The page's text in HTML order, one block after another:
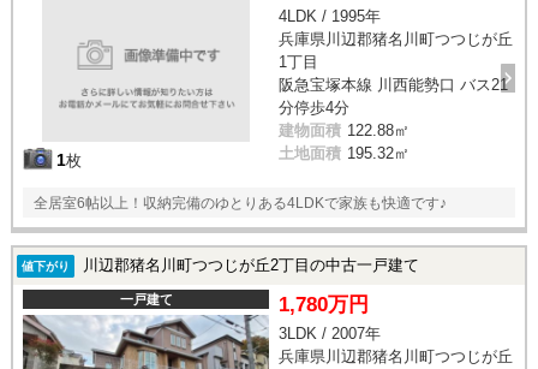
1枚
4LDK / 1995年
兵庫県川辺郡猪名川町つつじが丘
1丁目
阪急宝塚本線 川西能勢口 バス21
分停歩4分
建物面積 122.88㎡
土地面積 195.32㎡
全居室6帖以上！収納完備のゆとりある4LDKで家族も快適です♪
値下がり 川辺郡猪名川町つつじが丘2丁目の中古一戸建て
一戸建て 1,780万円
3LDK / 2007年
兵庫県川辺郡猪名川町つつじが丘